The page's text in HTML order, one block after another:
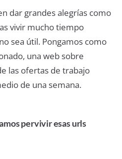
dar grandes alegrías como
vivir mucho tiempo
sea útil. Pongamos como
una web sobre
las ofertas de trabajo
de una semana.
pervivir esas urls